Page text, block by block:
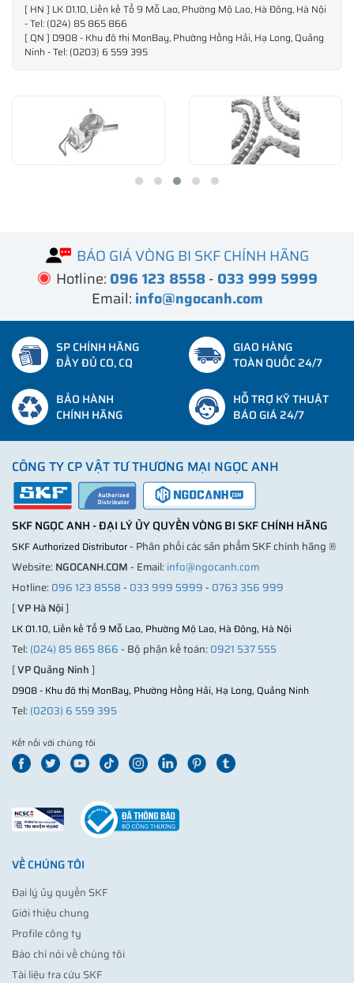
[ HN ] LK 01.10, Liền kề Tổ 9 Mỗ Lao, Phường Mộ Lao, Hà Đông, Hà Nội
- Tel: (024) 85 865 866
[ QN ] D908 - Khu đô thị MonBay, Phường Hồng Hải, Hạ Long, Quảng
Ninh - Tel: (0203) 6 559 395
BÁO GIÁ VÒNG BI SKF CHÍNH HÃNG
Hotline: 096 123 8558- 033 999 5999
Email: info@ngocanh.com
SP CHÍNH HÃNG
ĐẦY ĐỦ CO, CQ
GIAO HÀNG
TOÀN QUỐC 24/7
BẢO HÀNH
CHÍNH HÃNG
HỖ TRỢ KỸ THUẬT
BÁO GIÁ 24/7
CÔNG TY CP VẬT TƯ THƯƠNG MẠI NGỌC ANH
SKF NGỌC ANH - ĐẠI LÝ ỦY QUYỀN VÒNG BI SKF CHÍNH HÃNG
SKF Authorized Distributor- Phân phối các sản phẩm SKF chính hãng ®
Website: NGOCANH.COM- Email: info@ngocanh.com
Hotline: 096 123 8558- 033 999 5999- 0763 356 999
[VP Hà Nội]
LK 01.10, Liền kề Tổ 9 Mỗ Lao, Phường Mộ Lao, Hà Đông, Hà Nội
Tel: (024) 85 865 866- Bộ phận kế toán: 0921 537 555
[VP Quảng Ninh]
D908 - Khu đô thị MonBay, Phường Hồng Hải, Hạ Long, Quảng Ninh
Tel: (0203) 6 559 395
Kết nối với chúng tôi
VỀ CHÚNG TÔI
Đại lý ủy quyền SKF
Giới thiệu chung
Profile công ty
Báo chí nói về chúng tôi
Tài liệu tra cứu SKF